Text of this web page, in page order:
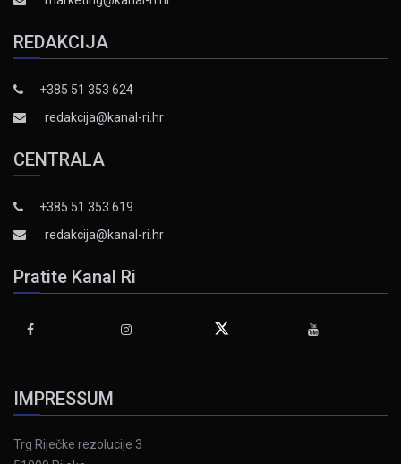
REDAKCIJA
+385 51 353 624
redakcija@kanal-ri.hr
CENTRALA
+385 51 353 619
redakcija@kanal-ri.hr
Pratite Kanal Ri
IMPRESSUM
Trg Riječke rezolucije 3